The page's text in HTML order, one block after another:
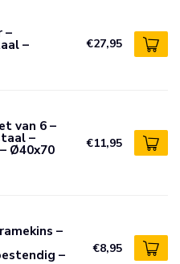
–
– €27,95
van 6 –
–
Ø40x70 €11,95
–
– €8,95